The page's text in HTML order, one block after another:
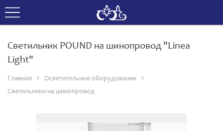
Светильник POUND на шинопровод "Linea
Light"
Главная
Осветительное оборудование
Светильники на шинопровод